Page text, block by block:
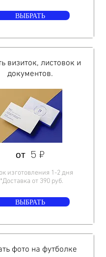
ВЫБРАТЬ
визиток, листовок и
документов.
от 5 ₽
изготовления 1-2 дня
от 390 руб.
ВЫБРАТЬ
фото на футболке